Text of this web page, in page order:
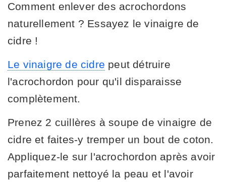
Comment enlever des acrochordons
naturellement ? Essayez le vinaigre de
cidre !
Le vinaigre de cidre peut détruire
l'acrochordon pour qu'il disparaisse
complètement.
Prenez 2 cuillères à soupe de vinaigre de
cidre et faites-y tremper un bout de coton.
Appliquez-le sur l'acrochordon après avoir
parfaitement nettoyé la peau et l'avoir